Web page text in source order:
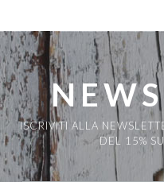
ISCRIVITI ALLA
DEL 15%